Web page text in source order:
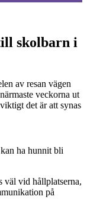
skolbarn i
av resan vägen
veckorna ut
det är att synas
ha hunnit bli
väl vid hållplatserna,
på